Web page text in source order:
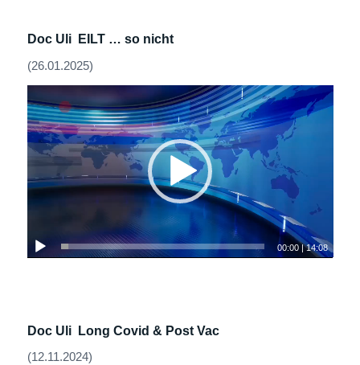
Doc Uli EILT … so nicht
(26.01.2025)
00:00 |14:08
Doc Uli Long Covid & Post Vac
(12.11.2024)